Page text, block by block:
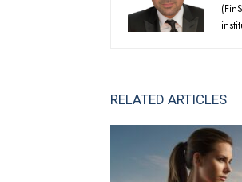
RELATED ARTICLES